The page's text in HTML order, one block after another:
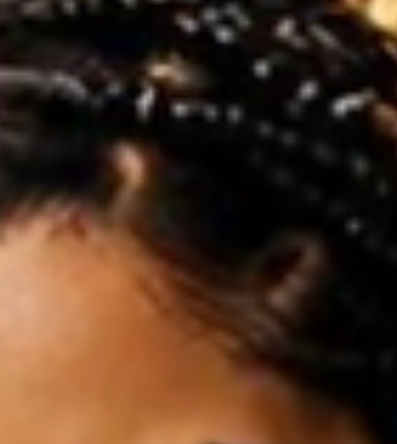
VENCEDORA DO PÚBLICO?
A primeira campeã do Immigrant Reality 2026, Eliane Farmer, aos 24
anos, deixou tudo o que mais amava no Brasil, incluindo duas filhas
pequenas, para atravessar fronteiras em busca de um sonho nos
Estados Unidos. Enfrentoui a travessia pelo México, passou fome,
medo, incertezas e chegou sem dinheiro, sem falar inglês e sem
o que esperava. A saudade das filhas e as dificuldades levaram a
momentos muito difíceis, incluindo a depressão. Mas, mesmo diante